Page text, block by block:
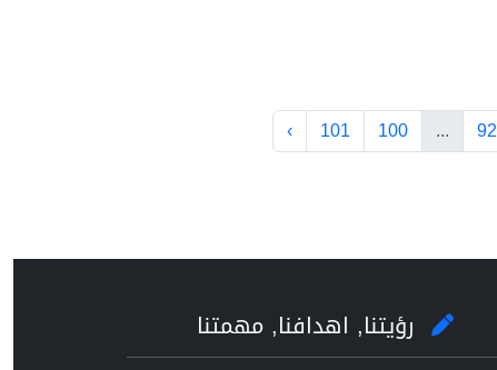
92
...
100
101
›
رؤيتنا, اهدافنا, مهمتنا